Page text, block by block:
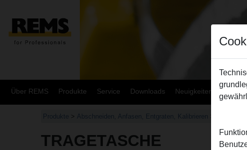
Über REMS Produkte Service Downloads Neuigkeiten
Produkte > Abschneiden, Anfasen, Entgraten, Kalibrieren
TRAGETASCHE